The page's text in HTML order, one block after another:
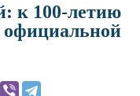
к 100-летию
официальной